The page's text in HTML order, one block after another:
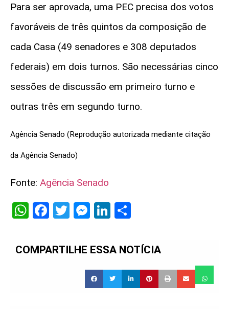
Para ser aprovada, uma PEC precisa dos votos
favoráveis de três quintos da composição de
cada Casa (49 senadores e 308 deputados
federais) em dois turnos. São necessárias cinco
sessões de discussão em primeiro turno e
outras três em segundo turno.
Agência Senado (Reprodução autorizada mediante citação
da Agência Senado)
Fonte: Agência Senado
WhatsApp
Facebook
Twitter
Messenger
LinkedIn
COMPARTILHE ESSA NOTÍCIA